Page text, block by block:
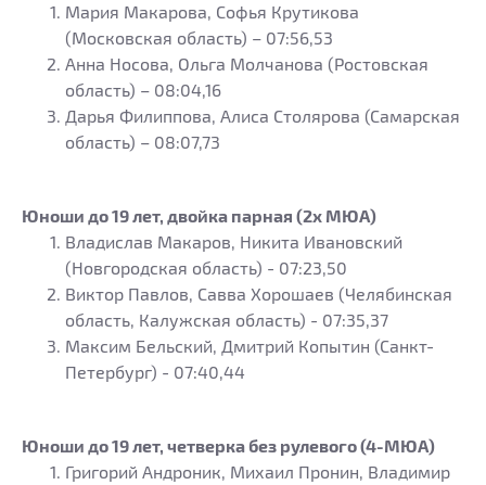
Мария Макарова, Софья Крутикова
(Московская область) – 07:56,53
Анна Носова, Ольга Молчанова (Ростовская
область) – 08:04,16
Дарья Филиппова, Алиса Столярова (Самарская
область) – 08:07,73
Юноши до 19 лет, двойка парная (2х МЮА)
Владислав Макаров, Никита Ивановский
(Новгородская область) - 07:23,50
Виктор Павлов, Савва Хорошаев (Челябинская
область, Калужская область) - 07:35,37
Максим Бельский, Дмитрий Копытин (Санкт-
Петербург) - 07:40,44
Юноши до 19 лет, четверка без рулевого (4-МЮА)
Григорий Андроник, Михаил Пронин, Владимир